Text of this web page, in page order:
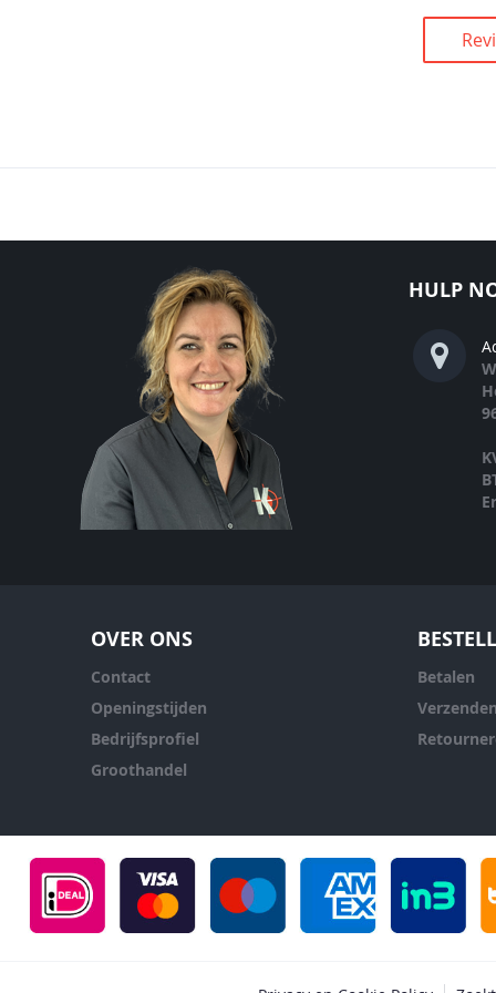
HULP
OVER ONS
Contact
Openingstijden
Bedrijfsprofiel
Groothandel
Betalen
Verzenden